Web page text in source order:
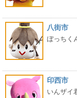
八街市
ぼっちく
印西市
いんザイ